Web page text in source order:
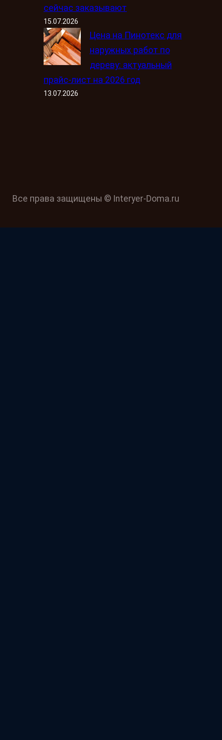
сейчас заказывают
15.07.2026
Цена на Пинотекс для
наружных работ по
дереву: актуальный
прайс-лист на 2026 год
13.07.2026
Все права защищены © Interyer-Doma.ru